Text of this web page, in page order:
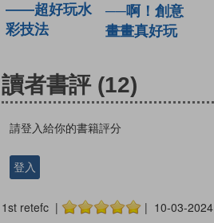
——超好玩水
彩技法
──啊！創意
畫畫真好玩
讀者書評 (12)
請登入給你的書籍評分
登入
1st retefc | | 10-03-2024